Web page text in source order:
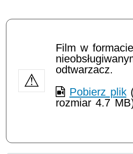
Film w formacie
odtwarzacz.
Pobierz plik
rozmiar 4.7